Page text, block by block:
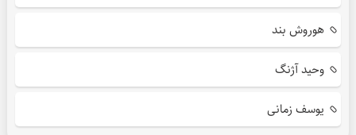
هوروش بند
وحید آژنگ
یوسف زمانی